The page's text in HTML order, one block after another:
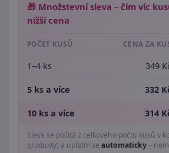
🎁 Množstevní sleva – čím víc
nižší cena
POČET KUSŮ CENA ZA
1–4 ks 349
5 ks a více 332
10 ks a více 314
Sleva se počítá z celkového počtu kusů v
produkty) a uplatní se automaticky–